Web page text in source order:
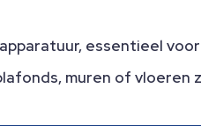
essentieel
muren of vloeren